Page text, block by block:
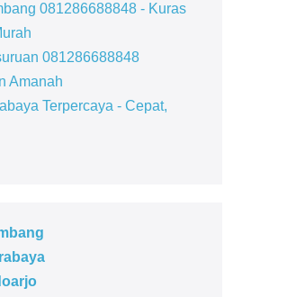
081286688848 - Kuras
081286688848
Amanah
Terpercaya - Cepat,